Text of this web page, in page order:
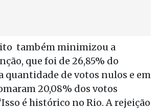
também minimizou a
que foi de 26,85% do
quantidade de votos nulos e em
20,08% dos votos
é histórico no Rio. A rejeição